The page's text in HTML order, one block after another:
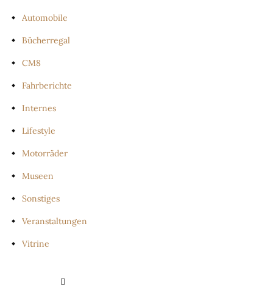
Automobile
Bücherregal
CM8
Fahrberichte
Internes
Lifestyle
Motorräder
Museen
Sonstiges
Veranstaltungen
Vitrine